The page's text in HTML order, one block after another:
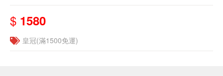
$ 1580
皇冠(滿1500免運)